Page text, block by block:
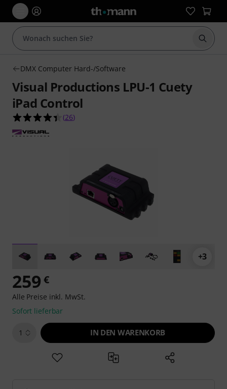
Suche
DMX Computer Hard-/Software
Visual Productions LPU-1 Cuety
iPad Control
4.4 von 5 Sternen aus 26 Kundenbewertungen
(26)
+3
259 €
Alle Preise inkl. MwSt.
Sofort lieferbar
1 IN DEN WARENKORB